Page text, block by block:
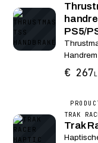
PS5/
PC/PS5/
€ 267
TRAK
Trak